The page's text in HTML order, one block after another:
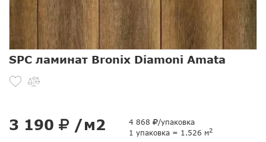
SPC ламинат Bronix Diamoni Amata
3 190 /м2 4 868
/упаковка
1 упаковка = 1.526 м2